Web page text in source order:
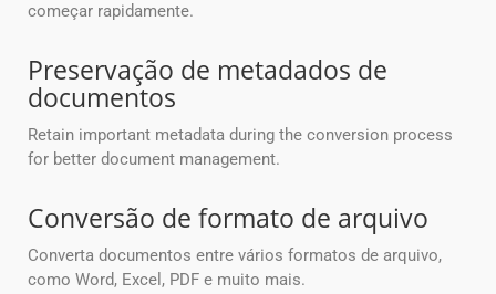
começar rapidamente.
Preservação de metadados de
documentos
Retain important metadata during the conversion process
for better document management.
Conversão de formato de arquivo
Converta documentos entre vários formatos de arquivo,
como Word, Excel, PDF e muito mais.